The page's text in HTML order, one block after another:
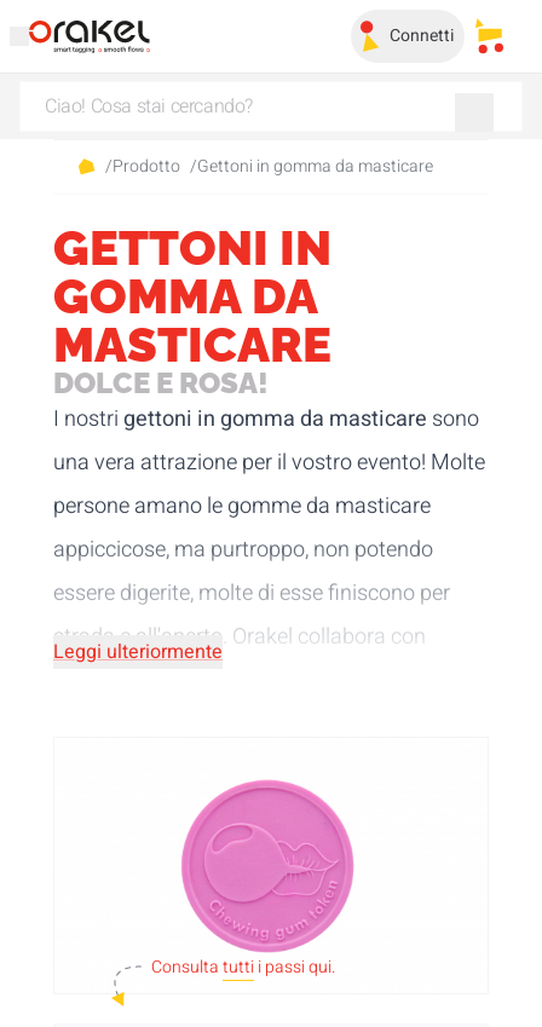
Connetti I miei
/Prodotto /Gettoni in gomma da masticare
GETTONI IN
GOMMA DA
MASTICARE
DOLCE E ROSA!
I nostrigettoni in gomma da masticare sono
una vera attrazione per il vostro evento! Molte
persone amano le gomme da masticare
appiccicose, ma purtroppo, non potendo
essere digerite, molte di esse finiscono per
strada e all'aperto. Orakel collabora con
masticare vengono lavati e poi fusi ad alta
temperatura per produrre granuli. Lavoriamo
questo riciclato in combinazione con gli scarti
di produzione dell'industria delle gomme da
masticare a più di 200°C per creare bellissimi
Leggi ulteriormente
Consultatuttii passi qui.